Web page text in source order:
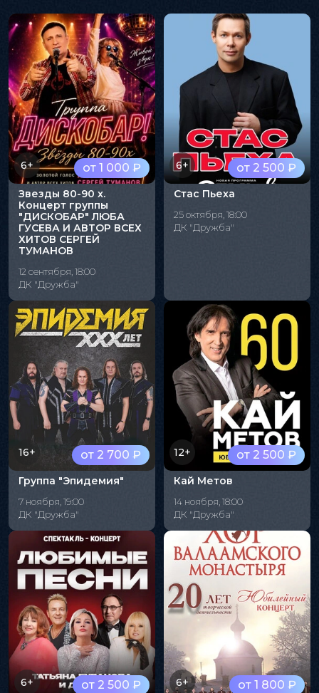
от 1 000 ₽
6+
Звезды 80-90 х.
Концерт группы
"ДИСКОБАР" ЛЮБА
ГУСЕВА И АВТОР ВСЕХ
ХИТОВ СЕРГЕЙ
ТУМАНОВ
12 сентября, 18:00
ДК "Дружба"
от 2 500 ₽
6+
Стас Пьеха
25 октября, 18:00
ДК "Дружба"
от 2 700 ₽
16+
Группа "Эпидемия"
7 ноября, 19:00
ДК "Дружба"
от 2 500 ₽
12+
Кай Метов
14 ноября, 18:00
ДК "Дружба"
от 2 500 ₽
6+ от 1 800 ₽
6+